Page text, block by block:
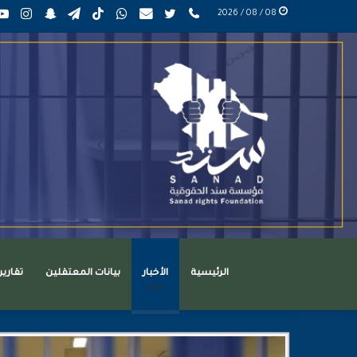
سناب
تشات
تيلقرامTikTokواتساب mail تويتر
عربي
phone
الرئيسية الأخبار بيانات المعتقلين